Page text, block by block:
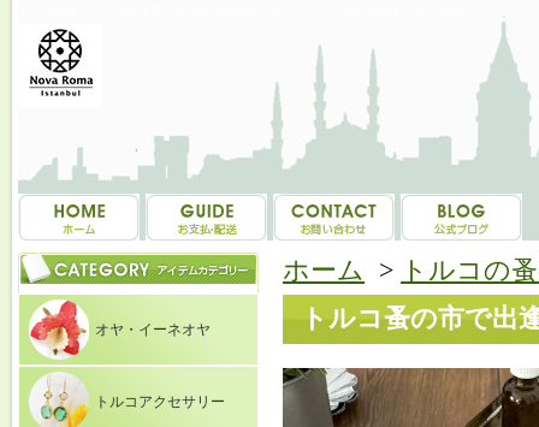
オヤ・イーネオヤ
トルコアクセサリー
ホーム > トルコの
トルコ蚤の市で